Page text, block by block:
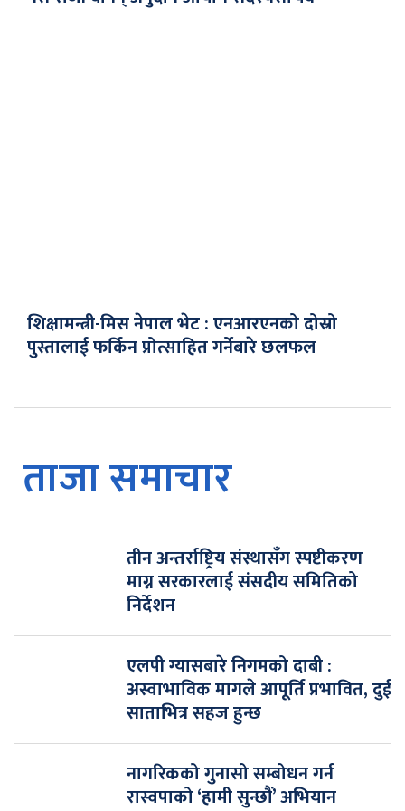
शिक्षामन्त्री-मिस नेपाल भेट : एनआरएनको दोस्रो
पुस्तालाई फर्किन प्रोत्साहित गर्नेबारे छलफल
ताजा समाचार
तीन अन्तर्राष्ट्रिय संस्थासँग स्पष्टीकरण
माग्न सरकारलाई संसदीय समितिको
निर्देशन
एलपी ग्यासबारे निगमको दाबी :
अस्वाभाविक मागले आपूर्ति प्रभावित, दुई
साताभित्र सहज हुन्छ
नागरिकको गुनासो सम्बोधन गर्न
रास्वपाको ‘हामी सुन्छौं’ अभियान